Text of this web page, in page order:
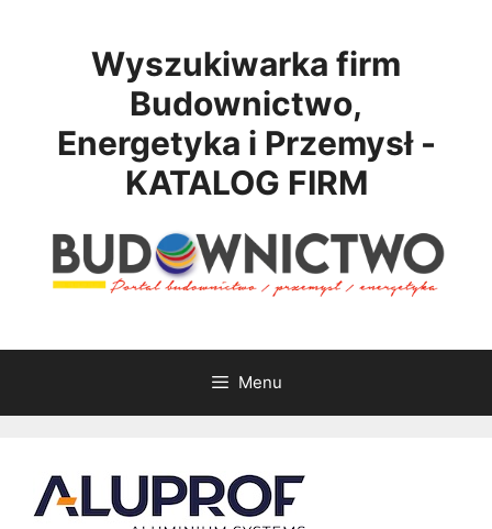
Wyszukiwarka firm
Budownictwo,
Energetyka i Przemysł -
KATALOG FIRM
Menu